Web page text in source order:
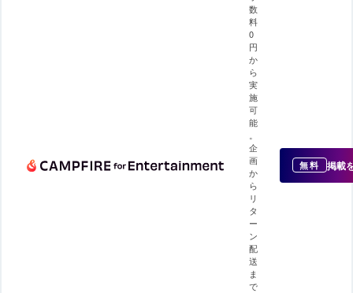
数
料
0
円
か
ら
実
施
可
能
企
画
か
ら
リ
タ
ー
ン
配
送
ま
で
無料 掲載